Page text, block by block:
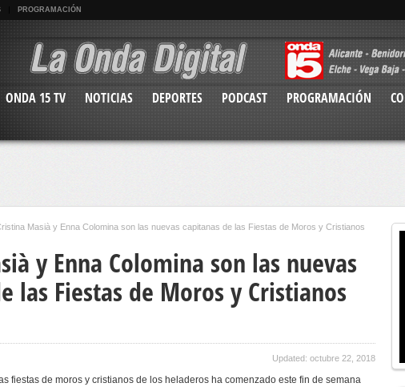
PROGRAMACIÓN
ONDA 15 TV NOTICIAS DEPORTES PODCAST PROGRAMACIÓN
Masià y Enna Colomina son las nuevas capitanas de las Fiestas de Moros y Cristianos
y Enna Colomina son las nuevas
las Fiestas de Moros y Cristianos
Updated: octubre 22, 2018
fiestas de moros y cristianos de los heladeros ha comenzado este fin de semana